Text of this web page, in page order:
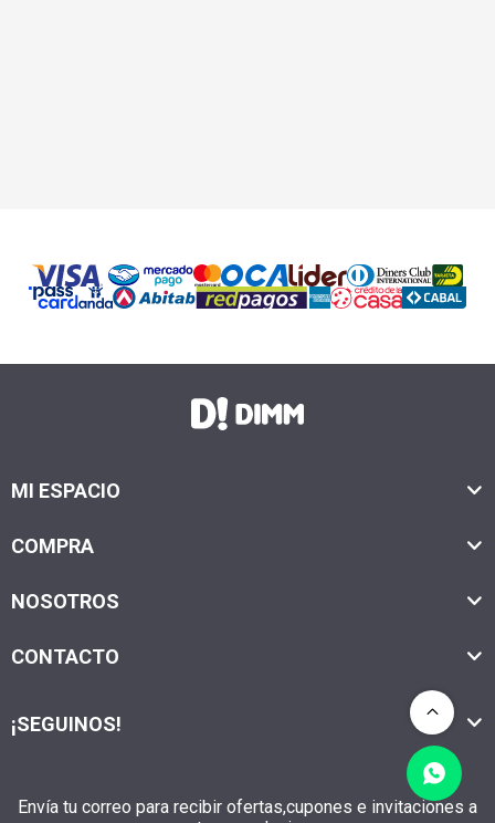
MI ESPACIO
COMPRA
NOSOTROS
CONTACTO
Envía tu correo para recibir ofertas,cupones e invitaciones a
¡SEGUINOS!